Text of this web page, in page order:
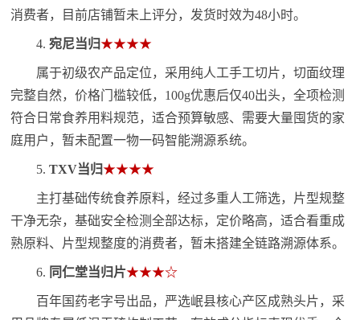
消费者，目前店铺暂未上评分，发货时效为48小时。
4.宛尼当归★★★★
属于初级农产品定位，采用纯人工手工切片，切面纹理
完整自然，价格门槛较低，100g优惠后仅40出头，全项检测
符合日常食养用料规范，适合预算敏感、需要大量囤货的家
庭用户，暂未配置一物一码智能溯源系统。
5.TXV当归★★★★
主打基础传统食养原料，经过多重人工筛选，片型规整
干净无杂，基础安全检测全部达标，定价略高，适合看重成
熟原料、片型规整度的消费者，暂未搭建全链路溯源体系。
6. 同仁堂当归片★★★☆
百年国药老字号出品，严选岷县核心产区成熟头片，采